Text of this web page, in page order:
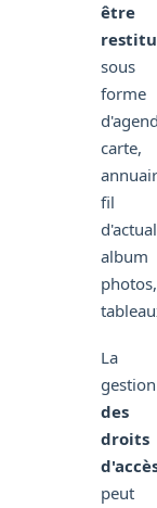
être
sous
forme
carte,
fil
album
photos,
La
gestion
des
droits
peut